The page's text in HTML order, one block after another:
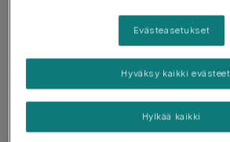
Saatavilla pakkauksissa:
Sisältää runsaasti kanaa
Evästeasetukset
Hylkää kaikki
Hyväksy kaikki evästeet